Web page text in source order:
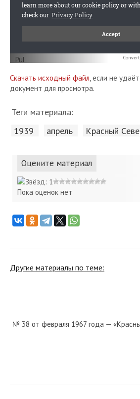
Скачать исходный файл, если не
документ для просмотра.
Теги материала:
1939 апрель Красный
Оцените материал
Пока оценок нет
Другие материалы по теме:
№ 38 от февраля 1967 года —